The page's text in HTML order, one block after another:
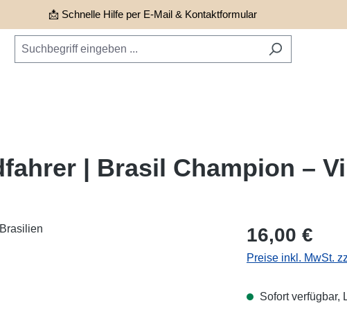
📩 Schnelle Hilfe per E-Mail & Kontaktformular
| Brasil Champion –
Regulärer Preis:
16,00 €
Preise inkl. MwSt.
Sofort verfügbar,